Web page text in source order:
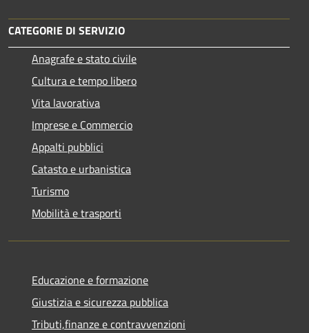
CATEGORIE DI SERVIZIO
Anagrafe e stato civile
Cultura e tempo libero
Vita lavorativa
Imprese e Commercio
Appalti pubblici
Catasto e urbanistica
Turismo
Mobilità e trasporti
Educazione e formazione
Giustizia e sicurezza pubblica
Tributi,finanze e contravvenzioni